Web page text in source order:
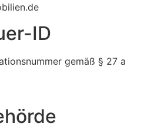
ID
gemäß § 27 a